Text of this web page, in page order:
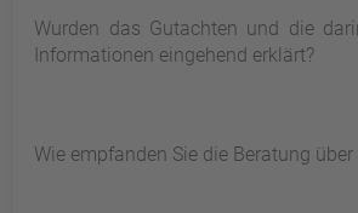
Wurden das Gutachten und die
Informationen eingehend erklärt?
Wie empfanden Sie die Beratung